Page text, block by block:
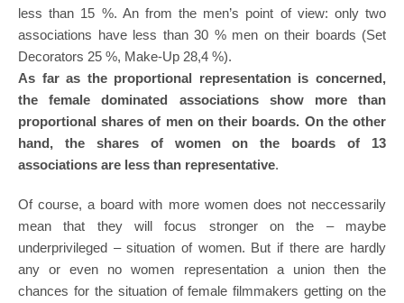
less than 15 %. An from the men’s point of view: only two
associations have less than 30 % men on their boards (Set
Decorators 25 %, Make-Up 28,4 %).
As far as the proportional representation is concerned,
the female dominated associations show more than
proportional shares of men on their boards. On the other
hand, the shares of women on the boards of 13
associations are less than representative.
Of course, a board with more women does not neccessarily
mean that they will focus stronger on the – maybe
underprivileged – situation of women. But if there are hardly
any or even no women representation a union then the
chances for the situation of female filmmakers getting on the